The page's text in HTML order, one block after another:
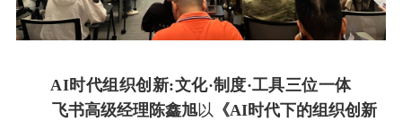
AI时代组织创新:文化·制度·工具三位一体
飞书高级经理陈鑫旭以 《AI时代下的组织创新